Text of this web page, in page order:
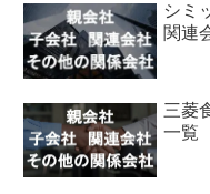
シミ
関連
三菱
一覧